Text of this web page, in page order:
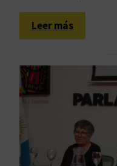
Leer más:
1
t
s
p
o